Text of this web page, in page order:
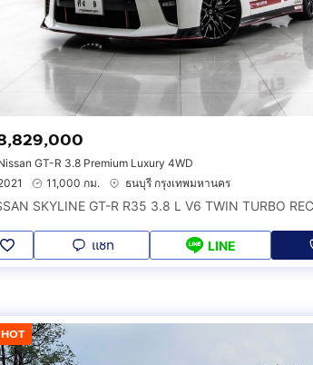
GT-R 3.8 Premium Luxury 4WD
11,000 กม. ธนบุรี กรุงเทพมหานคร
แชท LINE
HOT